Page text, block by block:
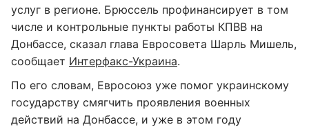
услуг в регионе. Брюссель профинансирует в том
числе и контрольные пункты работы КПВВ на
Донбассе, сказал глава Евросовета Шарль Мишель,
сообщает Интерфакс-Украина.
По его словам, Евросоюз уже помог украинскому
государству смягчить проявления военных
действий на Донбассе, и уже в этом году